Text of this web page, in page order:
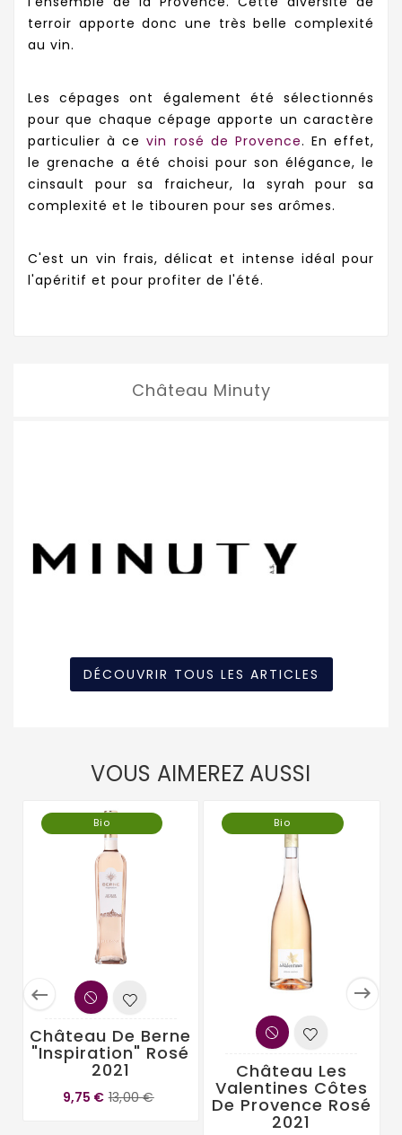
terroir apporte donc une très belle complexité
au vin.
Les cépages ont également été sélectionnés
pour que chaque cépage apporte un caractère
particulier à cevin rosé de Provence. En effet,
le grenache a été choisi pour son élégance, le
cinsault pour sa fraicheur, la syrah pour sa
complexité et le tibouren pour ses arômes.
C'est un vin frais, délicat et intense idéal pour
l'apéritif et pour profiter de l'été.
Château Minuty
DÉCOUVRIR TOUS LES ARTICLES
VOUS AIMEREZ AUSSI
 
Bio
Château De Berne
"Inspiration" Rosé
2021
9,75 € 13,00 €
Bio
Château Les
Valentines Côtes
De Provence Rosé
2021